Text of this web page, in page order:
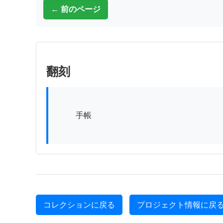
← 前のページ
翻刻
コレクションに戻る プロジェクト情報に戻る